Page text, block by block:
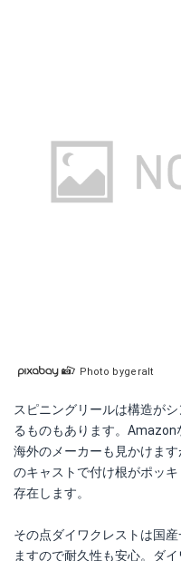
Photo bygeralt
スピニングリールは構造が
るものもあります。Amazon
海外のメーカーも見かけま
のキャストで付け根がポッ
存在します。
その点ダイワクレストは国
ますので耐久性も安心。ダ